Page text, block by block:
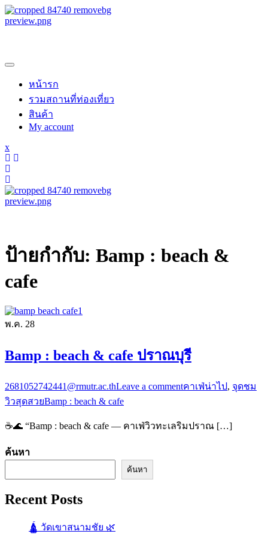
หน้ารก
รวมสถานที่ท่องเที่ยว
สินค้า
My account
x
ป้ายกำกับ: Bamp : beach &
cafe
พ.ค. 28
Bamp : beach & cafe ปราณบุรี
2681052742441@rmutr.ac.thLeave a commentคาเฟ่น่าไป, จุดชม
วิวสุดสวยBamp : beach & cafe
☕🌊 “Bamp : beach & cafe — คาเฟ่วิวทะเลริมปราณ […]
ค้นหา
ค้นหา
Recent Posts
🛕 วัดเขาสนามชัย 🌿